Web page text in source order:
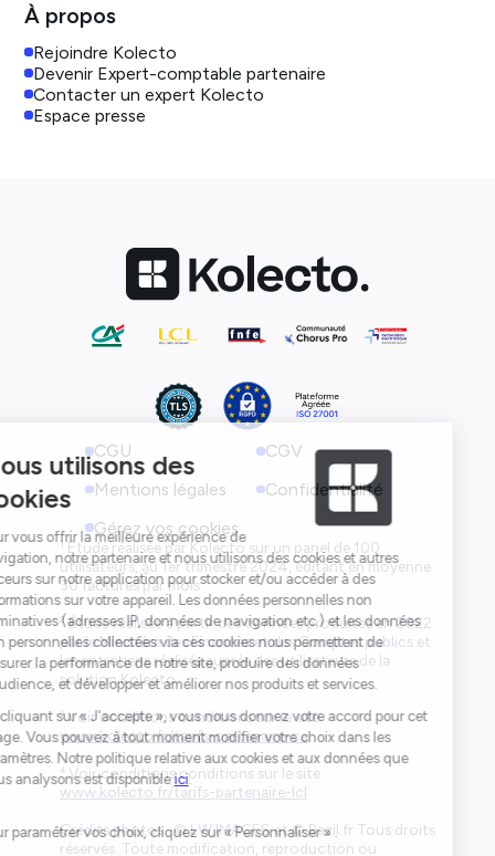
À propos
Rejoindre Kolecto
Devenir Expert-comptable partenaire
Contacter un expert Kolecto
Espace presse
CGU
CGV
Mentions légales
Confidentialité
Gérez vos cookies
¹ Étude réalisée par Kolecto sur un panel de 100
utilisateurs, au 1er trimestre 2024, éditant en moyenne
30 factures par mois.
² Étude réalisée à partir des données produites en 2022
par le Ministère des Finances et des Comptes publics et
les entretiens réalisés auprès des utilisateurs de la
solution Kolecto.
³ Voir conditions conditions sur le site
www.kolecto.fr/tarifs-partenaire-ca
⁴ Voir conditions conditions sur le site
www.kolecto.fr/tarifs-partenaire-lcl
Crédits photos : © LW IMAGES et © Bazil.fr Tous droits
réservés. Toute modification, reproduction ou